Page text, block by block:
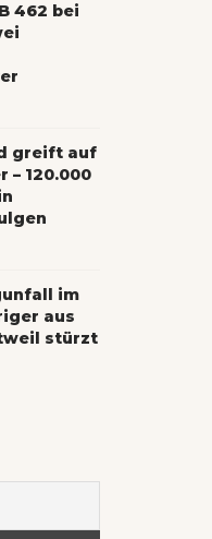
462 bei
greift auf
– 120.000
im
aus
stürzt